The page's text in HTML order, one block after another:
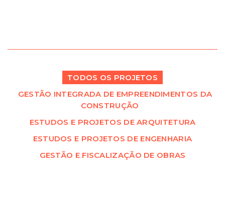
TODOS OS PROJETOS
GESTÃO INTEGRADA DE EMPREENDIMENTOS DA
CONSTRUÇÃO
ESTUDOS E PROJETOS DE ARQUITETURA
ESTUDOS E PROJETOS DE ENGENHARIA
GESTÃO E FISCALIZAÇÃO DE OBRAS